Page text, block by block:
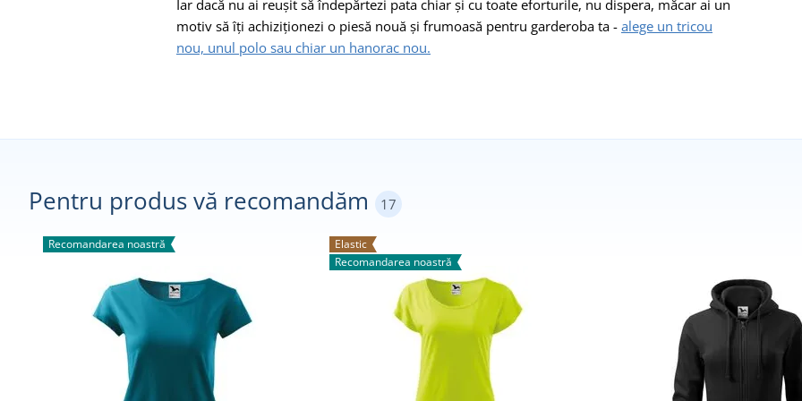
Iar dacă nu ai reușit să îndepărtezi pata chiar și cu toate eforturile, nu dispera, măcar ai un
motiv să îți achiziționezi o piesă nouă și frumoasă pentru garderoba ta - alege un tricou
nou, unul polo sau chiar un hanorac nou.
Pentru produs vă recomandăm 17
Recomandarea noastră
Elastic
Recomandarea noastră